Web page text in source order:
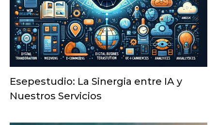
Esepestudio: La Sinergia entre IA y
Nuestros Servicios